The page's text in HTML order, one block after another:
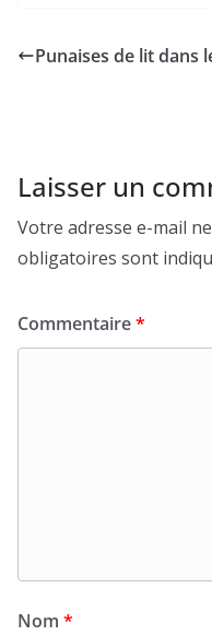
Punaises de lit dans
Laisser un
Votre adresse e-mail
obligatoires sont
Commentaire*
Nom *